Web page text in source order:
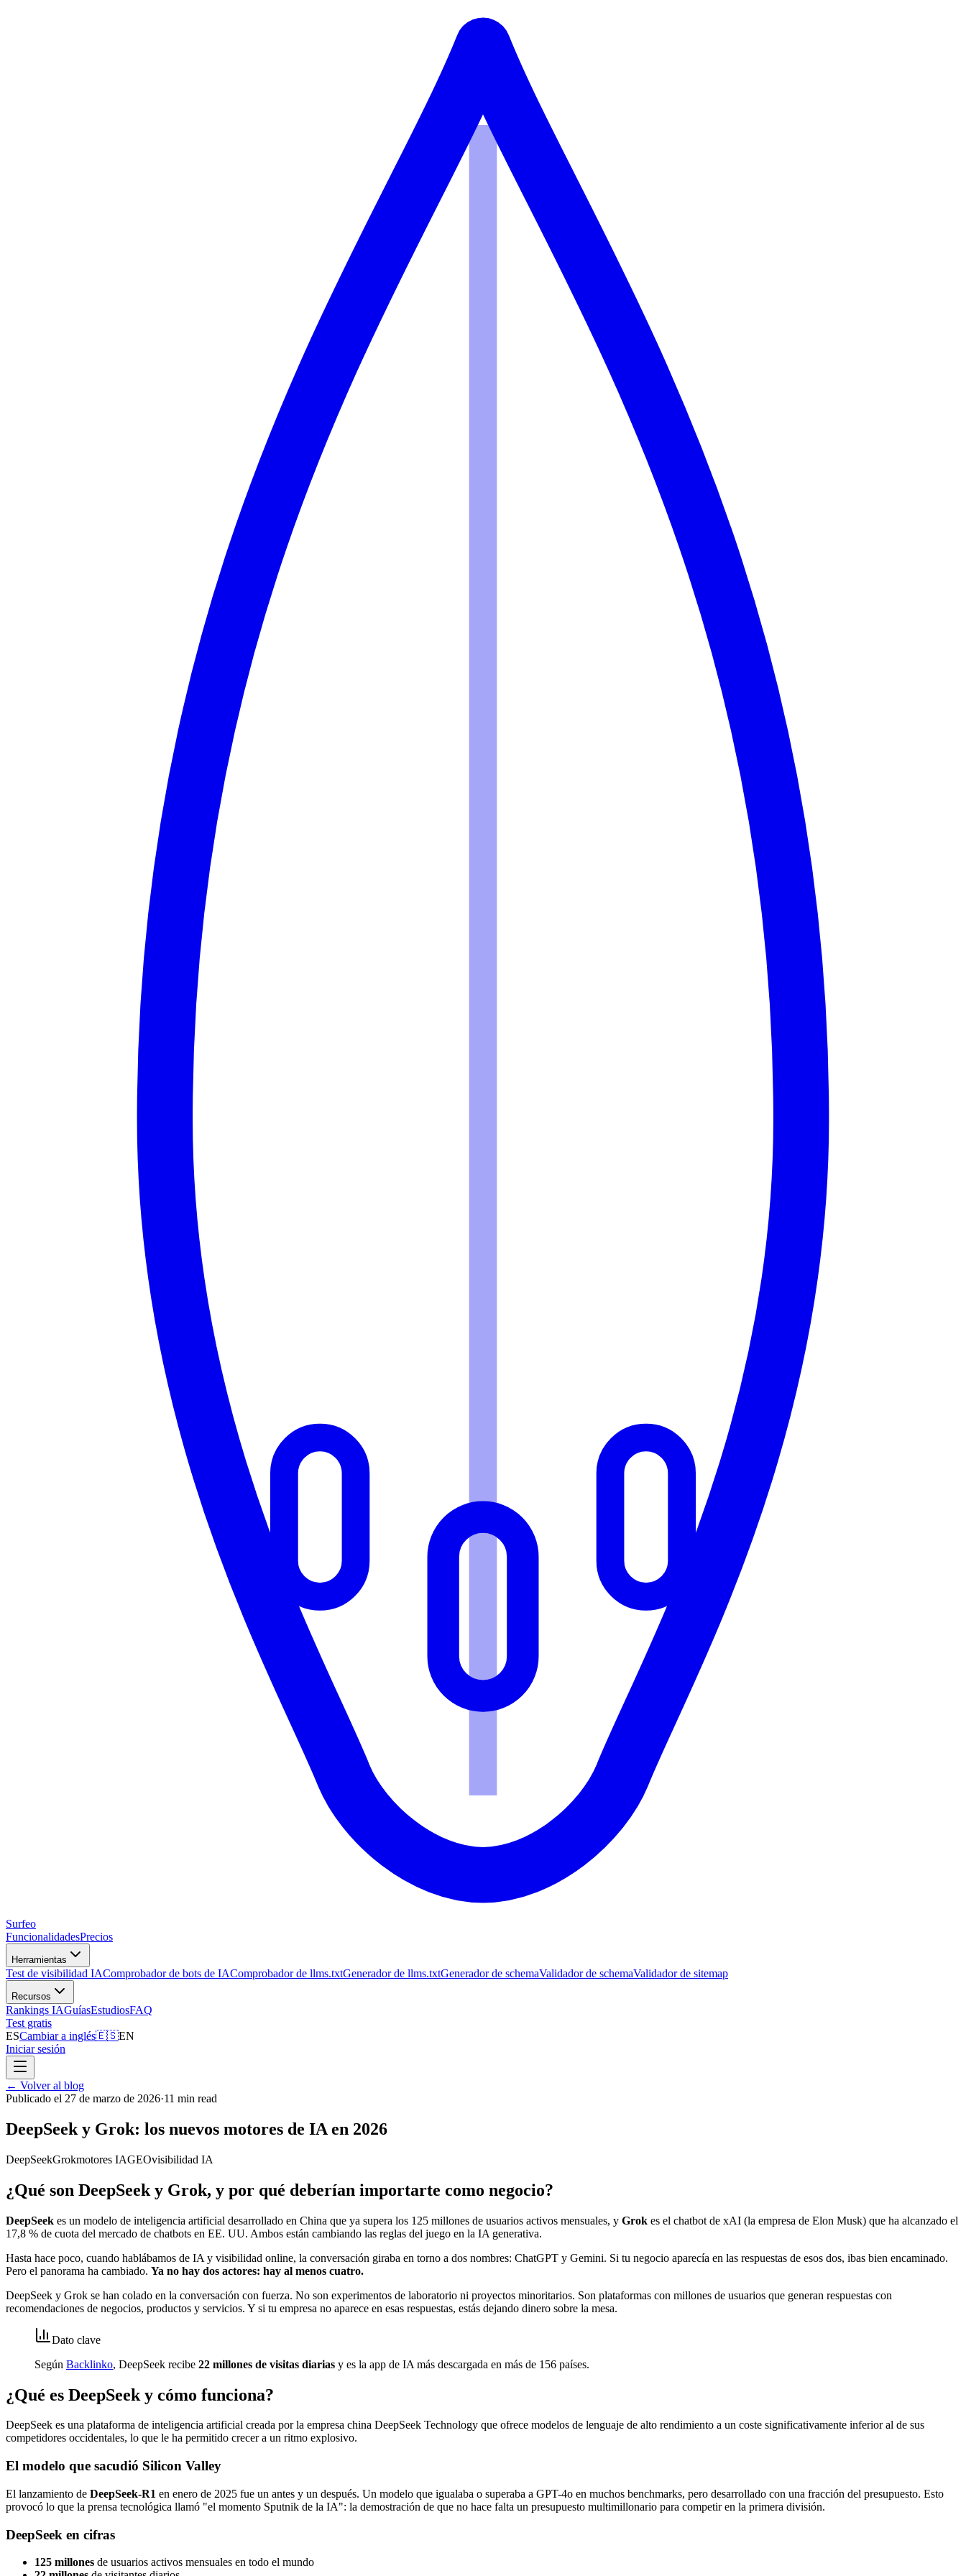
Surfeo
FuncionalidadesPrecios
Herramientas
Test de visibilidad IAComprobador de bots de IAComprobador de llms.txtGenerador de llms.txtGenerador de schemaValidador de schemaValidador de sitemap
Recursos
Rankings IAGuíasEstudiosFAQ
Test gratis
ESCambiar a inglés🇪🇸EN
Iniciar sesión
← Volver al blog
Publicado el 27 de marzo de 2026·11 min read
DeepSeek y Grok: los nuevos motores de IA en 2026
DeepSeekGrokmotores IAGEOvisibilidad IA
¿Qué son DeepSeek y Grok, y por qué deberían importarte como negocio?
DeepSeek es un modelo de inteligencia artificial desarrollado en China que ya supera los 125 millones de usuarios activos mensuales, y Grok es el chatbot de xAI (la empresa de Elon Musk) que ha alcanzado el
17,8 % de cuota del mercado de chatbots en EE. UU. Ambos están cambiando las reglas del juego en la IA generativa.
Hasta hace poco, cuando hablábamos de IA y visibilidad online, la conversación giraba en torno a dos nombres: ChatGPT y Gemini. Si tu negocio aparecía en las respuestas de esos dos, ibas bien encaminado.
Pero el panorama ha cambiado. Ya no hay dos actores: hay al menos cuatro.
DeepSeek y Grok se han colado en la conversación con fuerza. No son experimentos de laboratorio ni proyectos minoritarios. Son plataformas con millones de usuarios que generan respuestas con
recomendaciones de negocios, productos y servicios. Y si tu empresa no aparece en esas respuestas, estás dejando dinero sobre la mesa.
Dato clave
Según Backlinko, DeepSeek recibe 22 millones de visitas diarias y es la app de IA más descargada en más de 156 países.
¿Qué es DeepSeek y cómo funciona?
DeepSeek es una plataforma de inteligencia artificial creada por la empresa china DeepSeek Technology que ofrece modelos de lenguaje de alto rendimiento a un coste significativamente inferior al de sus
competidores occidentales, lo que le ha permitido crecer a un ritmo explosivo.
El modelo que sacudió Silicon Valley
El lanzamiento de DeepSeek-R1 en enero de 2025 fue un antes y un después. Un modelo que igualaba o superaba a GPT-4o en muchos benchmarks, pero desarrollado con una fracción del presupuesto. Esto
provocó lo que la prensa tecnológica llamó "el momento Sputnik de la IA": la demostración de que no hace falta un presupuesto multimillonario para competir en la primera división.
DeepSeek en cifras
125 millones de usuarios activos mensuales en todo el mundo